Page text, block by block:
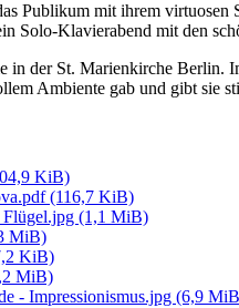
Publikum mit ihrem virtuosen
Solo-Klavierabend mit den
in der St. Marienkirche Berlin.
Ambiente gab und gibt sie
KiB)
(116,7 KiB)
Flügel.jpg (1,1 MiB)
MiB)
KiB)
MiB)
- Impressionismus.jpg (6,9